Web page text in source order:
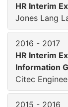
HR Interim
Jones Lang
2016 - 2017
HR Interim
Information
Citec
2015 - 2016